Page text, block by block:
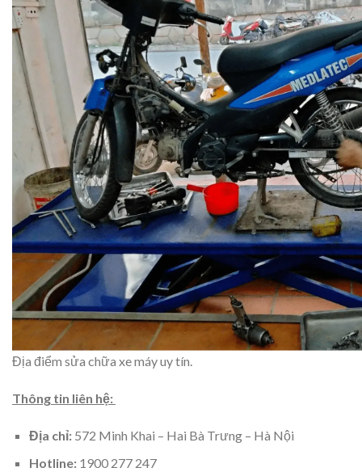
Địa điểm sửa chữa xe máy uy tín.
Thông tin liên hệ:
Địa chỉ:572 Minh Khai – Hai Bà Trưng – Hà Nội
Hotline:1900 277 247